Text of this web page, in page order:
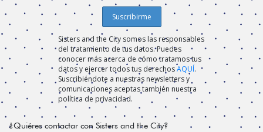
Sisters and the City somos las responsables
del tratamiento de tus datos. Puedes
conocer más acerca de cómo tratamos tus
datos y ejercer todos tus derechosAQUÍ.
Suscribiéndote a nuestras newsletters y
comunicaciones aceptas también nuestra
política de privacidad.
¿Quiéres contactar con Sisters and the City?